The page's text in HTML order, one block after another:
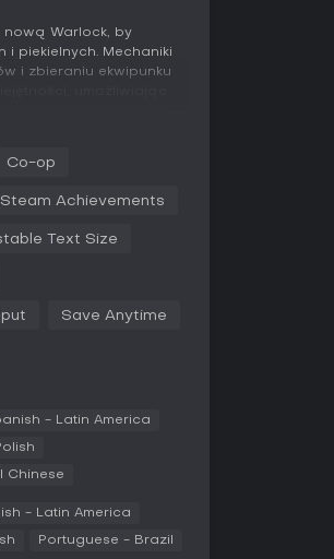
nową Warlock, by
i piekielnych. Mechaniki
i zbieraniu ekwipunku
i timingu, szczególnie
do ataków
kombinacje.
materiałów i run.
skalowalności
kompletystów.
Sanctuary, dostępna
walkę z bossami i
wzbogacają Terror
zróżnicowanego
Co-op
Steam Achievements
Text Size
Save Anytime
- Latin America
Chinese
- Latin America
Portuguese - Brazil